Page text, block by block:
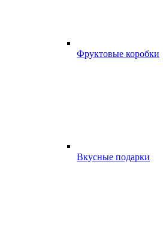
Фруктовые коробки
Вкусные подарки